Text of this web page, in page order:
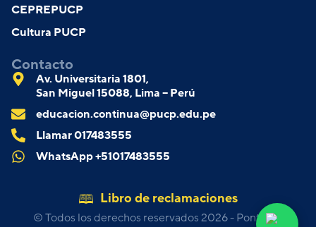
CEPREPUCP
Cultura PUCP
Contacto
Av. Universitaria 1801,
San Miguel 15088, Lima – Perú
educacion.continua@pucp.edu.pe
Llamar 017483555
WhatsApp +51017483555
© Todos los derechos reservados 2026 - Pontificia
Libro de reclamaciones